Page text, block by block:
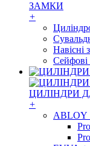
ЗАМКИ
+
Навісні
Сейфові
ЦИЛІНДРИ
+
ABLOY